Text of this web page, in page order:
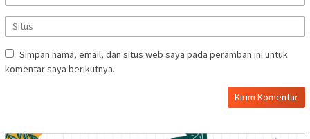
Simpan nama, email, dan situs web saya pada peramban ini untuk
komentar saya berikutnya.